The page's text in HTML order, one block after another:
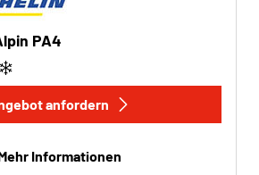
PA4
anfordern
Informationen